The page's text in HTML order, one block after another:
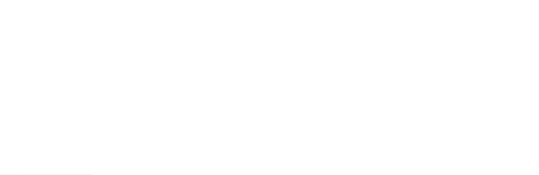
di
a molto